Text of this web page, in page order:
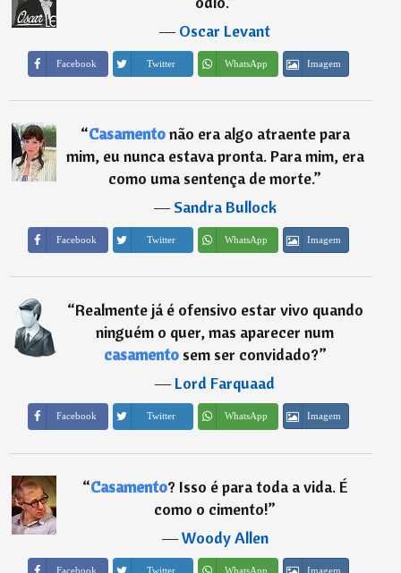
―Oscar Levant
Facebook Twitter WhatsApp Imagem
“Casamentonão era algo atraente para
mim, eu nunca estava pronta. Para mim, era
como uma sentença de morte.”
―Sandra Bullock
Facebook Twitter WhatsApp Imagem
“Realmente já é ofensivo estar vivo quando
ninguém o quer, mas aparecer num
casamentosem ser convidado?”
―Lord Farquaad
Facebook Twitter WhatsApp Imagem
“Casamento? Isso é para toda a vida. É
como o cimento!”
―Woody Allen
Facebook Twitter WhatsApp Imagem